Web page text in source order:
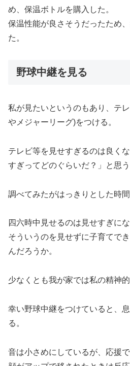
め、保温ボトルを購入した。
保温性能が良さそうだったため
た。
野球中継を見る
私が見たいというのもあり、テ
やメジャーリーグ)をつける。
テレビ等を見せすぎるのは良く
すぎってどのぐらいだ？」と思う
調べてみたがはっきりとした時
四六時中見せるのは見せすぎに
そういうのを見せずに子育てで
んだろうか。
少なくとも我が家では私の精神的
幸い野球中継をつけていると、
る。
音は小さめにしているが、応援